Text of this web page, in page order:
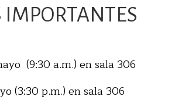
IMPORTANTES
(9:30 a.m.) en sala 306
(3:30 p.m.) en sala 306